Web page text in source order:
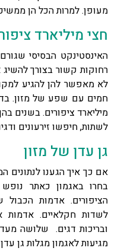
מעופן. למרות הכל הן
חצי מיליארד
האינסטינקט הבסיסי
רחוקות קשור בצורך
לא מאפשר להן להגיע
חמים עם שפע של מזון.
מיליארד ציפורים. בשנים
לשתות, חיפשו זירעונים
גן עדן של מזון
בחרו באגמון כאתר
הציפורים. אדמות
לשדות חקלאיים. אדמות
ובריכות דגים. שלושה
מגיעות לאגמון מגלות גן